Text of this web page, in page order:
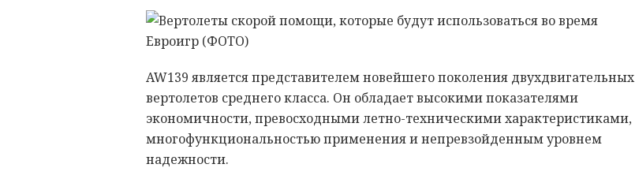
AW139 является представителем новейшего поколения двухдвигательных
вертолетов среднего класса. Он обладает высокими показателями
экономичности, превосходными летно-техническими характеристиками,
многофункциональностью применения и непревзойденным уровнем
надежности.